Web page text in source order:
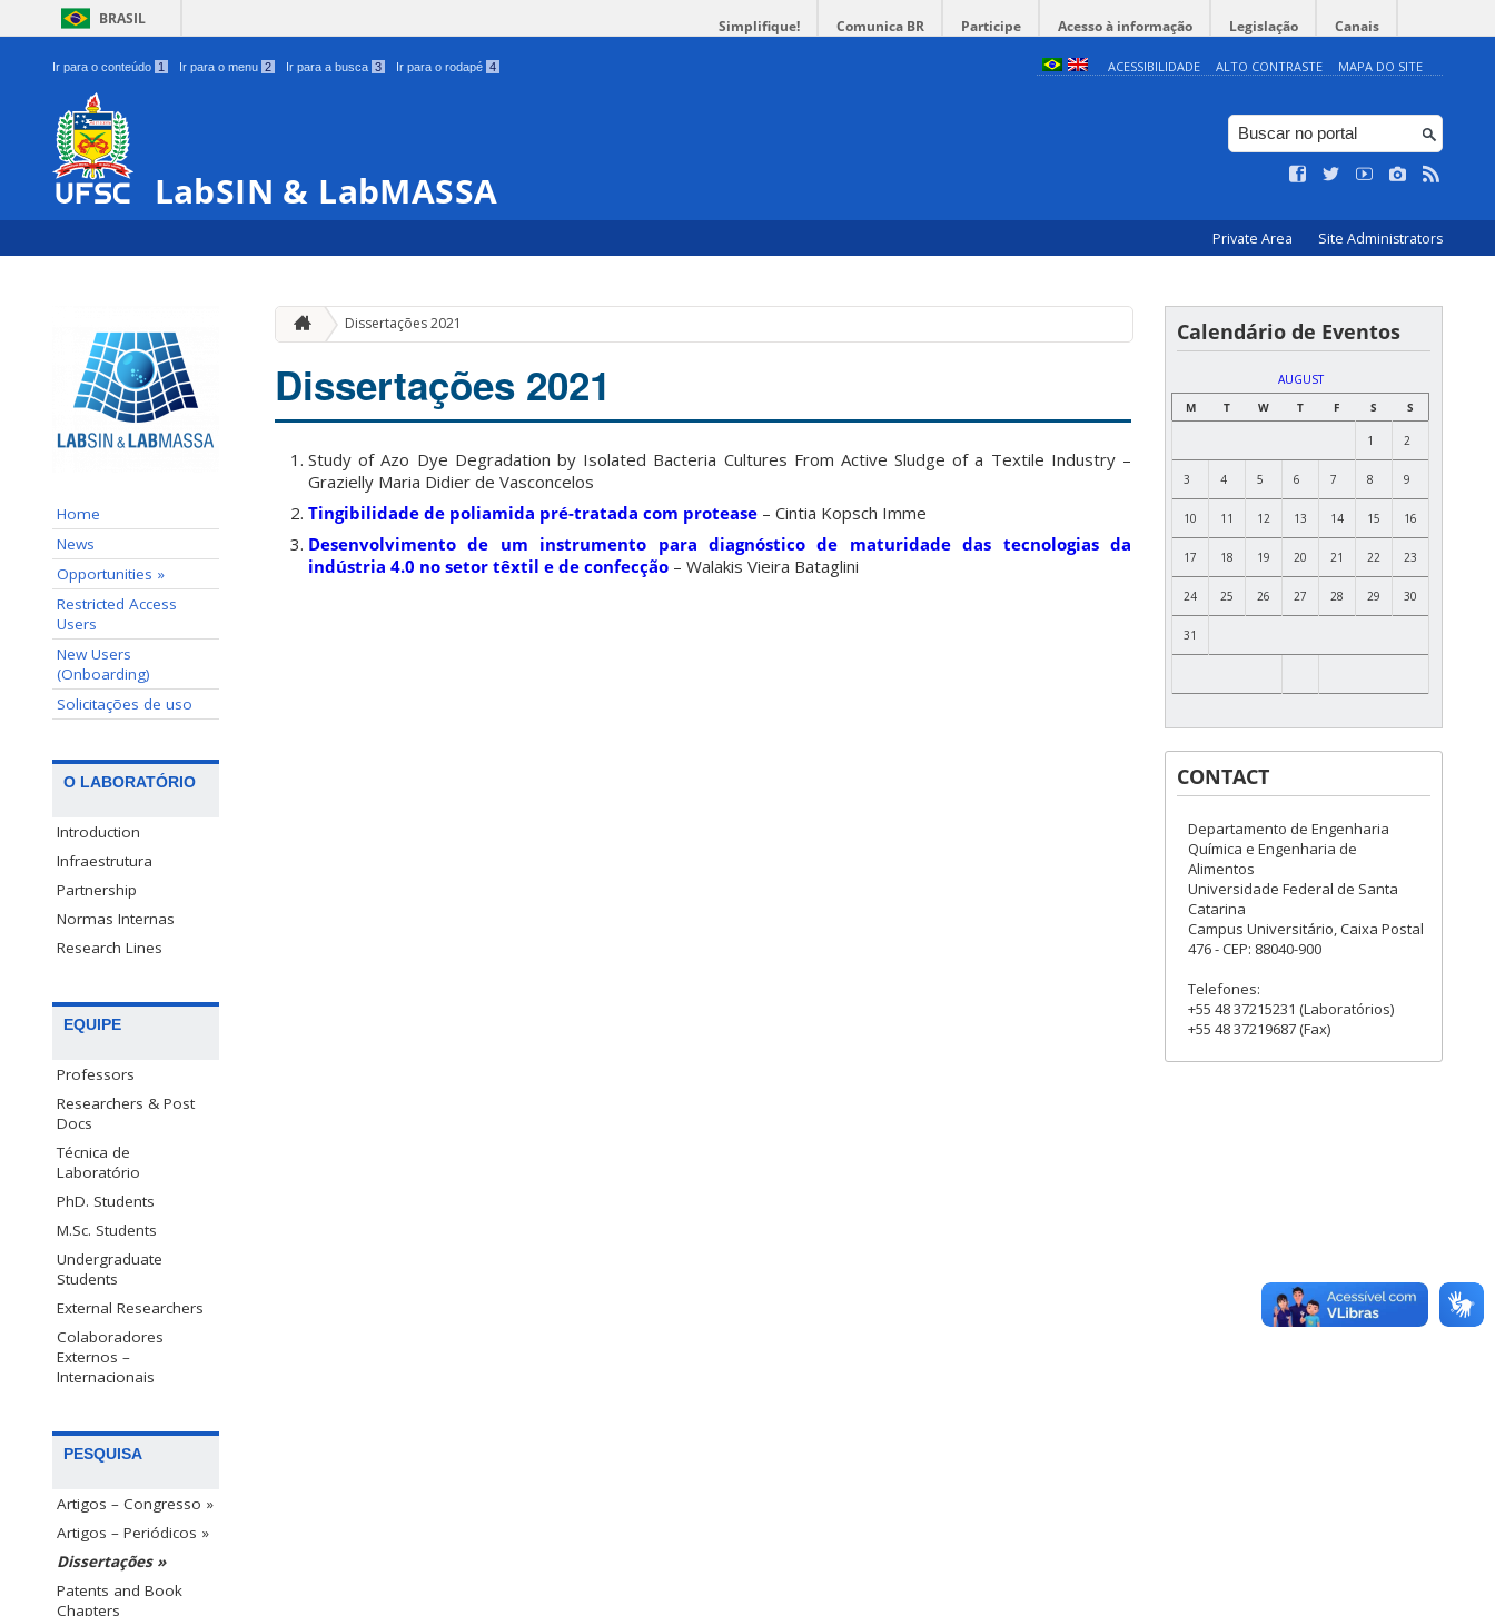
BRASIL Simplifique! Comunica BR Participe Acesso à informação Legislação Canais
Ir para o conteúdo 1 Ir para o menu 2 Ir para a busca 3 Ir para o rodapé 4 ACESSIBILIDADE ALTO CONTRASTE MAPA DO SITE
LabSIN & LabMASSA
Private Area Site Administrators
Home
News
Opportunities »
Restricted Access
Users
New Users
(Onboarding)
Solicitações de uso
O LABORATÓRIO
Introduction
Infraestrutura
Partnership
Normas Internas
Research Lines
EQUIPE
Professors
Researchers & Post
Docs
Técnica de
Laboratório
PhD. Students
M.Sc. Students
Undergraduate
Students
External Researchers
Colaboradores
Externos –
Internacionais
PESQUISA
Artigos – Congresso »
Artigos – Periódicos »
Dissertações »
Patents and Book
Chapters
Dissertações 2021
Dissertações 2021
Study of Azo Dye Degradation by Isolated Bacteria Cultures From Active Sludge of a Textile Industry –
Grazielly Maria Didier de Vasconcelos
Tingibilidade de poliamida pré-tratada com protease – Cintia Kopsch Imme
Desenvolvimento de um instrumento para diagnóstico de maturidade das tecnologias da
indústria 4.0 no setor têxtil e de confecção – Walakis Vieira Bataglini
Calendário de Eventos
AUGUST
M
T W T F S S
1 2
3 4 5 6 7 8 9
10 11 12 13 14 15 16
17 18 19 20 21 22 23
24 25 26 27 28 29 30
31
CONTACT
Departamento de Engenharia
Química e Engenharia de
Alimentos
Universidade Federal de Santa
Catarina
Campus Universitário, Caixa Postal
476 - CEP: 88040-900
Telefones:
+55 48 37215231 (Laboratórios)
+55 48 37219687 (Fax)